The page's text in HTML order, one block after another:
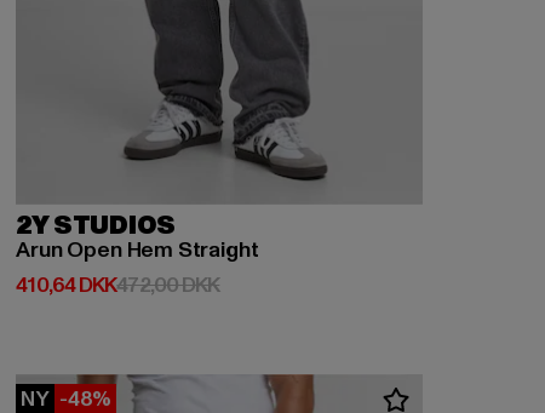
2Y STUDIOS
Arun Open Hem Straight
410,64 DKK
Nuværende pris: 410,64 DKK
472,00 DKKKampagnepris: 472,00 DKK
NY -48%